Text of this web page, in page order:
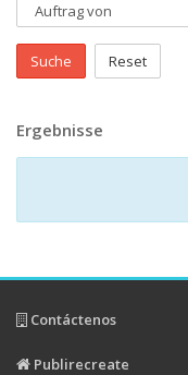
Suche Reset
Ergebnisse
Contáctenos
Publirecreate